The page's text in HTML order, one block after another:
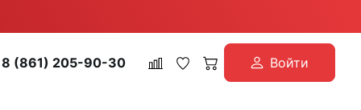
8 (861) 205-90-30 Войти